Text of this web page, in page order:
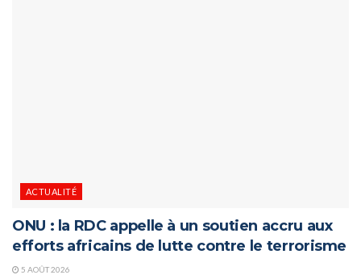
ACTUALITÉ
ONU : la RDC appelle à un soutien accru aux
efforts africains de lutte contre le terrorisme
5 AOÛT 2026